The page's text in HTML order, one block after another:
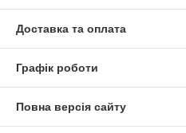
Доставка та оплата
Графік роботи
Повна версія сайту